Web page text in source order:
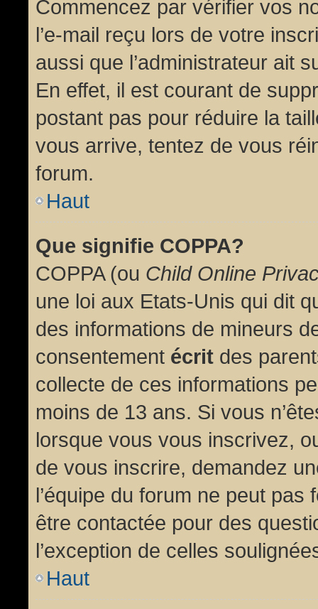
Commencez par vérifier vos
l’e-mail reçu lors de votre
aussi que l’administrateur ait
En effet, il est courant de
postant pas pour réduire la
vous arrive, tentez de vous
forum.
Haut
Que signifie COPPA?
COPPA (ou Child Online
une loi aux Etats-Unis qui dit
des informations de mineurs
consentement écrit des
collecte de ces informations
moins de 13 ans. Si vous
lorsque vous vous inscrivez,
de vous inscrire, demandez
l’équipe du forum ne peut
être contactée pour des
l’exception de celles
Haut